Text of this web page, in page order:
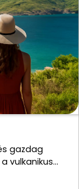
gazdag
vulkanikus…